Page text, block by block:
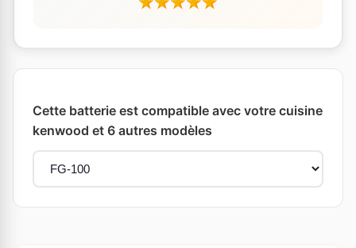
Cette batterie est compatible avec votre cuisine
kenwood et 6 autres modèles